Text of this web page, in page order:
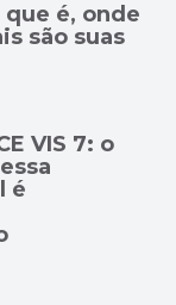
que é, onde
são suas
VIS 7: o
é